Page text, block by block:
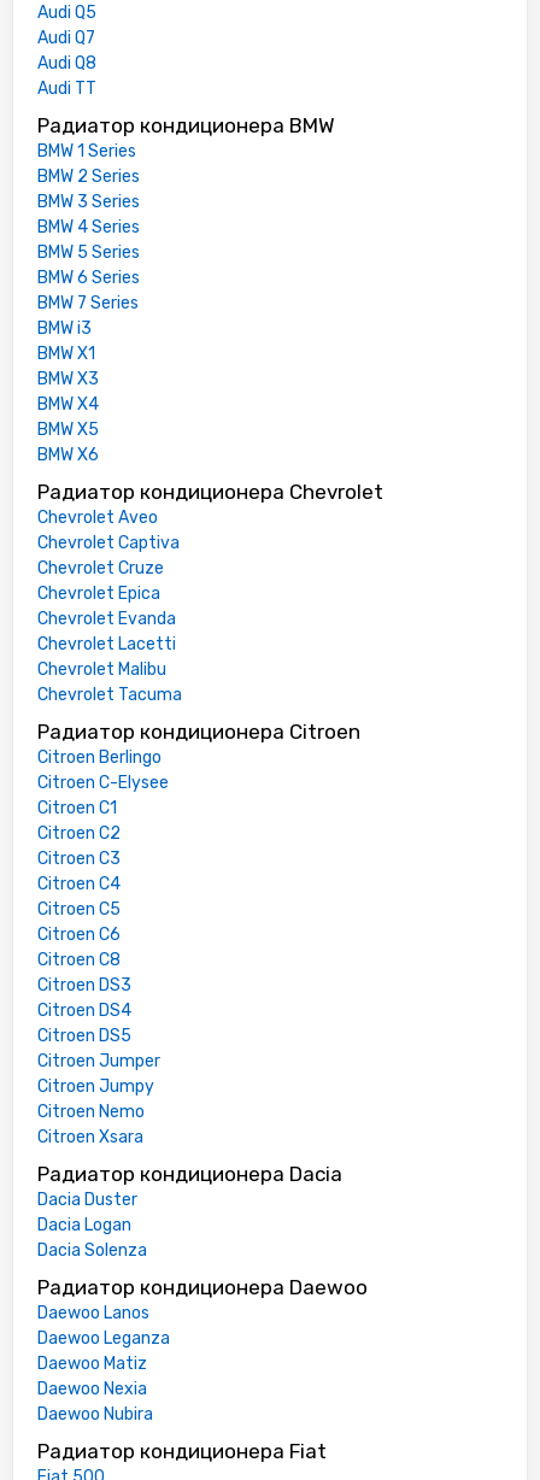
Audi Q5
Audi Q7
Audi Q8
Audi TT
Радиатор кондиционера BMW
BMW 1 Series
BMW 2 Series
BMW 3 Series
BMW 4 Series
BMW 5 Series
BMW 6 Series
BMW 7 Series
BMW i3
BMW X1
BMW X3
BMW X4
BMW X5
BMW X6
Радиатор кондиционера Chevrolet
Chevrolet Aveo
Chevrolet Captiva
Chevrolet Cruze
Chevrolet Epica
Chevrolet Evanda
Chevrolet Lacetti
Chevrolet Malibu
Chevrolet Tacuma
Радиатор кондиционера Citroen
Citroen Berlingo
Citroen C-Elysee
Citroen C1
Citroen C2
Citroen C3
Citroen C4
Citroen C5
Citroen C6
Citroen C8
Citroen DS3
Citroen DS4
Citroen DS5
Citroen Jumper
Citroen Jumpy
Citroen Nemo
Citroen Xsara
Радиатор кондиционера Dacia
Dacia Duster
Dacia Logan
Dacia Solenza
Радиатор кондиционера Daewoo
Daewoo Lanos
Daewoo Leganza
Daewoo Matiz
Daewoo Nexia
Daewoo Nubira
Радиатор кондиционера Fiat